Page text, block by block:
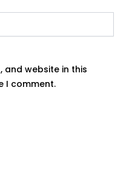
and website in this
I comment.